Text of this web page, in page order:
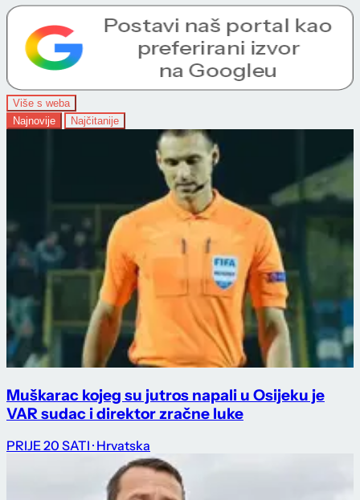
Više s weba
Najnovije
Najčitanije
Muškarac kojeg su jutros napali u Osijeku je
VAR sudac i direktor zračne luke
PRIJE 20 SATI · Hrvatska